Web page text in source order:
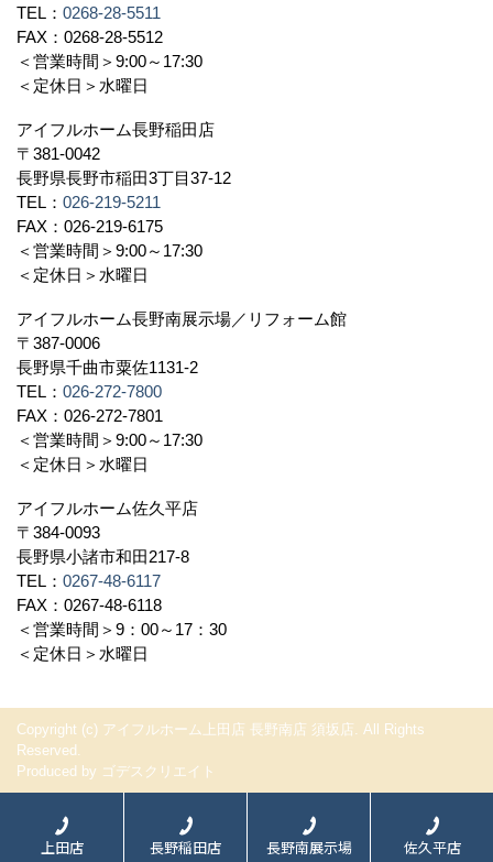
TEL： 0268-28-5511
FAX：0268-28-5512
＜営業時間＞9:00～17:30
＜定休日＞水曜日
アイフルホーム長野稲田店
〒381-0042
長野県長野市稲田3丁目37-12
TEL： 026-219-5211
FAX：026-219-6175
＜営業時間＞9:00～17:30
＜定休日＞水曜日
アイフルホーム長野南展示場／リフォーム館
〒387-0006
長野県千曲市粟佐1131-2
TEL： 026-272-7800
FAX：026-272-7801
＜営業時間＞9:00～17:30
＜定休日＞水曜日
アイフルホーム佐久平店
〒384-0093
長野県小諸市和田217-8
TEL： 0267-48-6117
FAX：0267-48-6118
＜営業時間＞9：00～17：30
＜定休日＞水曜日
Copyright (c) アイフルホーム上田店 長野南店 須坂店. All Rights
Reserved.
Produced by ゴデスクリエイト
上田店 長野稲田店 長野南展示場 佐久平店